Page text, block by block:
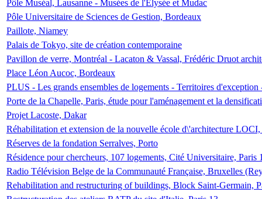
Pôle Muséal, Lausanne - Musées de l'Élysée et Mudac
Pôle Universitaire de Sciences de Gestion, Bordeaux
Paillote, Niamey
Palais de Tokyo, site de création contemporaine
Pavillon de verre, Montréal - Lacaton & Vassal, Frédéric Druot
Place Léon Aucoc, Bordeaux
PLUS - Les grands ensembles de logements - Territoires
Porte de la Chapelle, Paris, étude pour l'aménagement et la
Projet Lacoste, Dakar
Réhabilitation et extension de la nouvelle école d\'architecture
Réserves de la fondation Serralves, Porto
Résidence pour chercheurs, 107 logements, Cité Universitaire, Paris
Radio Télévision Belge de la Communauté Française, Bruxelles
Rehabilitation and restructuring of buildings, Block Saint-Germain,